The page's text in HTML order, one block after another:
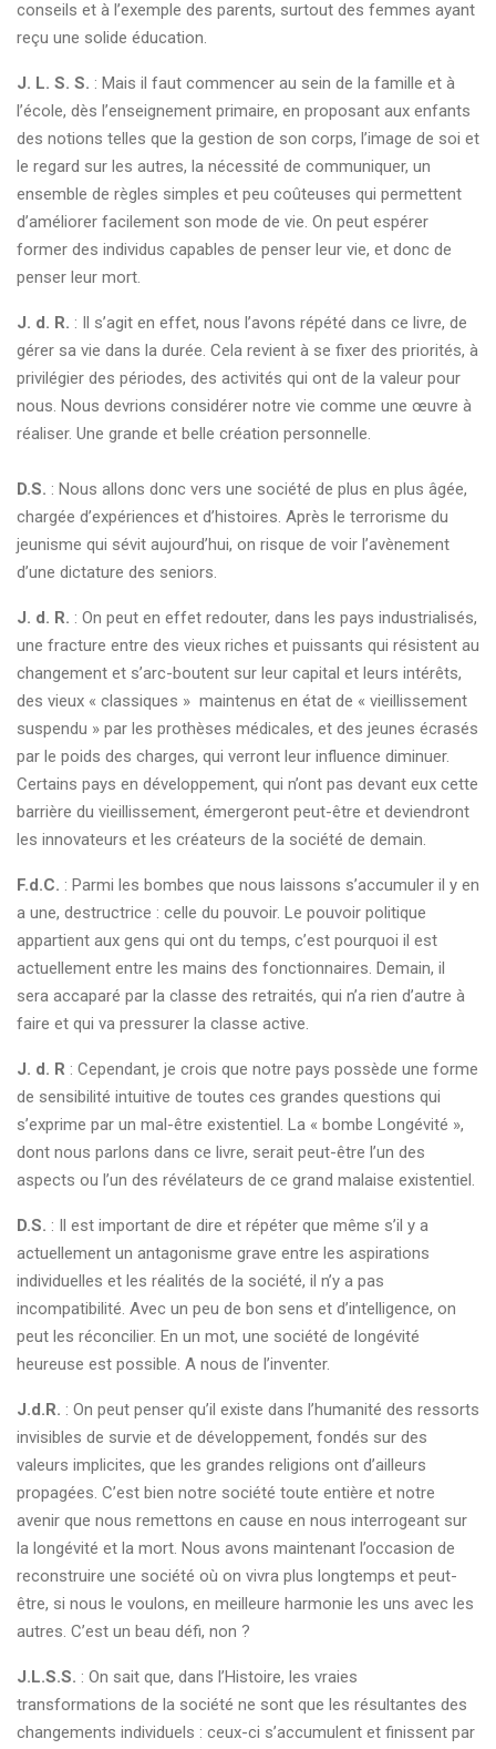
conseils et à l’exemple des parents, surtout des femmes ayant
reçu une solide éducation.
J. L. S. S. : Mais il faut commencer au sein de la famille et à
l’école, dès l’enseignement primaire, en proposant aux enfants
des notions telles que la gestion de son corps, l’image de soi et
le regard sur les autres, la nécessité de communiquer, un
ensemble de règles simples et peu coûteuses qui permettent
d’améliorer facilement son mode de vie. On peut espérer
former des individus capables de penser leur vie, et donc de
penser leur mort.
J. d. R. : Il s’agit en effet, nous l’avons répété dans ce livre, de
gérer sa vie dans la durée. Cela revient à se fixer des priorités, à
privilégier des périodes, des activités qui ont de la valeur pour
nous. Nous devrions considérer notre vie comme une œuvre à
réaliser. Une grande et belle création personnelle.
D.S. : Nous allons donc vers une société de plus en plus âgée,
chargée d’expériences et d’histoires. Après le terrorisme du
jeunisme qui sévit aujourd’hui, on risque de voir l’avènement
d’une dictature des seniors.
J. d. R. : On peut en effet redouter, dans les pays industrialisés,
une fracture entre des vieux riches et puissants qui résistent au
changement et s’arc-boutent sur leur capital et leurs intérêts,
des vieux « classiques » maintenus en état de « vieillissement
suspendu » par les prothèses médicales, et des jeunes écrasés
par le poids des charges, qui verront leur influence diminuer.
Certains pays en développement, qui n’ont pas devant eux cette
barrière du vieillissement, émergeront peut-être et deviendront
les innovateurs et les créateurs de la société de demain.
F.d.C. : Parmi les bombes que nous laissons s’accumuler il y en
a une, destructrice : celle du pouvoir. Le pouvoir politique
appartient aux gens qui ont du temps, c’est pourquoi il est
actuellement entre les mains des fonctionnaires. Demain, il
sera accaparé par la classe des retraités, qui n’a rien d’autre à
faire et qui va pressurer la classe active.
J. d. R : Cependant, je crois que notre pays possède une forme
de sensibilité intuitive de toutes ces grandes questions qui
s’exprime par un mal-être existentiel. La « bombe Longévité »,
dont nous parlons dans ce livre, serait peut-être l’un des
aspects ou l’un des révélateurs de ce grand malaise existentiel.
D.S. : Il est important de dire et répéter que même s’il y a
actuellement un antagonisme grave entre les aspirations
individuelles et les réalités de la société, il n’y a pas
incompatibilité. Avec un peu de bon sens et d’intelligence, on
peut les réconcilier. En un mot, une société de longévité
heureuse est possible. A nous de l’inventer.
J.d.R. : On peut penser qu’il existe dans l’humanité des ressorts
invisibles de survie et de développement, fondés sur des
valeurs implicites, que les grandes religions ont d’ailleurs
propagées. C’est bien notre société toute entière et notre
avenir que nous remettons en cause en nous interrogeant sur
la longévité et la mort. Nous avons maintenant l’occasion de
reconstruire une société où on vivra plus longtemps et peut-
être, si nous le voulons, en meilleure harmonie les uns avec les
autres. C’est un beau défi, non ?
J.L.S.S. : On sait que, dans l’Histoire, les vraies
transformations de la société ne sont que les résultantes des
changements individuels : ceux-ci s’accumulent et finissent par